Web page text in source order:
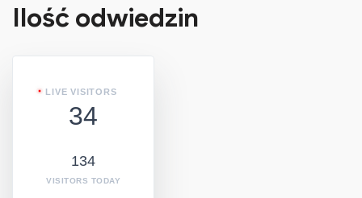
Ilość odwiedzin
LIVE VISITORS
34
134
VISITORS TODAY